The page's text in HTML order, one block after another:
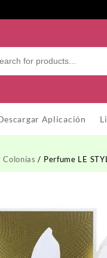
Aplicación
Colonias / Perfume LE